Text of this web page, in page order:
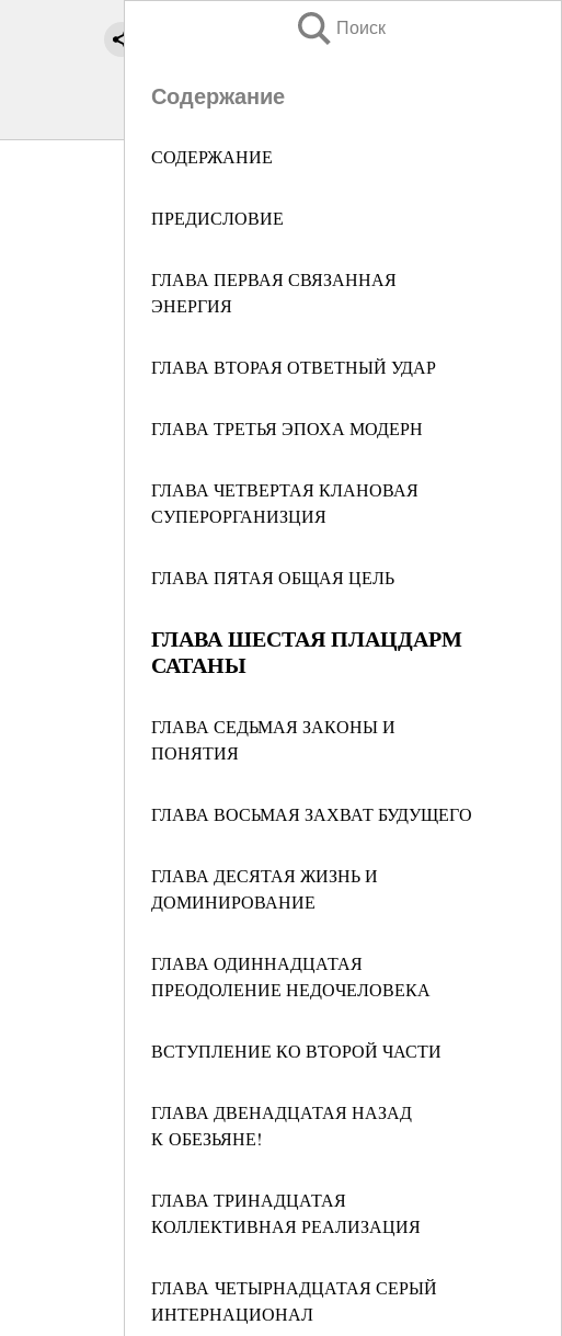
Поиск
Содержание
СОДЕРЖАНИЕ
ПРЕДИСЛОВИЕ
ГЛАВА ПЕРВАЯ СВЯЗАННАЯ
ЭНЕРГИЯ
ГЛАВА ВТОРАЯ ОТВЕТНЫЙ УДАР
ГЛАВА ТРЕТЬЯ ЭПОХА МОДЕРН
ГЛАВА ЧЕТВЕРТАЯ КЛАНОВАЯ
СУПЕРОРГАНИЗЦИЯ
ГЛАВА ПЯТАЯ ОБЩАЯ ЦЕЛЬ
ГЛАВА ШЕСТАЯ ПЛАЦДАРМ
САТАНЫ
ГЛАВА СЕДЬМАЯ ЗАКОНЫ И
ПОНЯТИЯ
ГЛАВА ВОСЬМАЯ ЗАХВАТ БУДУЩЕГО
ГЛАВА ДЕСЯТАЯ ЖИЗНЬ И
ДОМИНИРОВАНИЕ
ГЛАВА ОДИННАДЦАТАЯ
ПРЕОДОЛЕНИЕ НЕДОЧЕЛОВЕКА
ВСТУПЛЕНИЕ КО ВТОРОЙ ЧАСТИ
ГЛАВА ДВЕНАДЦАТАЯ НАЗАД
К ОБЕЗЬЯНЕ!
ГЛАВА ТРИНАДЦАТАЯ
КОЛЛЕКТИВНАЯ РЕАЛИЗАЦИЯ
ГЛАВА ЧЕТЫРНАДЦАТАЯ СЕРЫЙ
ИНТЕРНАЦИОНАЛ